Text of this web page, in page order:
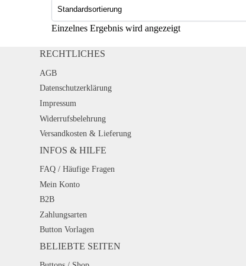
Einzelnes Ergebnis wird angezeigt
RECHTLICHES
AGB
Datenschutzerklärung
Impressum
Widerrufsbelehrung
Versandkosten & Lieferung
INFOS & HILFE
FAQ / Häufige Fragen
Mein Konto
B2B
Zahlungsarten
Button Vorlagen
BELIEBTE SEITEN